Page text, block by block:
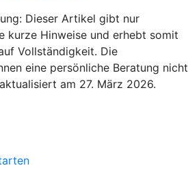
Dieser Artikel gibt nur
kurze Hinweise und erhebt somit
Vollständigkeit. Die
eine persönliche Beratung nicht
am 27. März 2026.